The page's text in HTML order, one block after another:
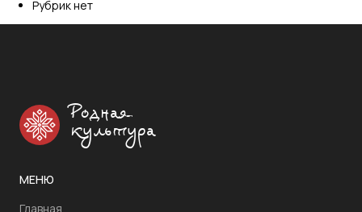
Рубрик нет
Родная
культура
МЕНЮ
Главная